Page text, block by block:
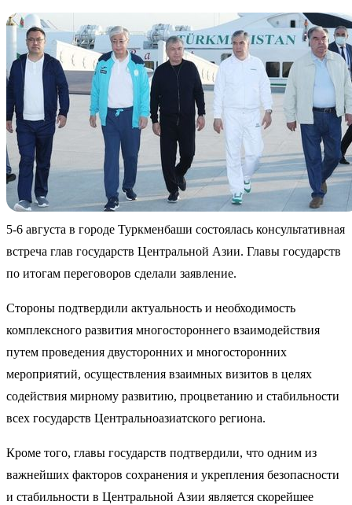
5-6 августа в городе Туркменбаши состоялась консультативная
встреча глав государств Центральной Азии. Главы государств
по итогам переговоров сделали заявление.
Стороны подтвердили актуальность и необходимость
комплексного развития многостороннего взаимодействия
путем проведения двусторонних и многосторонних
мероприятий, осуществления взаимных визитов в целях
содействия мирному развитию, процветанию и стабильности
всех государств Центральноазиатского региона.
Кроме того, главы государств подтвердили, что одним из
важнейших факторов сохранения и укрепления безопасности
и стабильности в Центральной Азии является скорейшее